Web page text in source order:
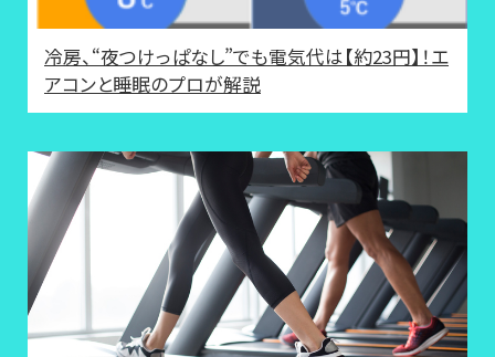
冷房、“夜つけっぱなし”でも電気代は【約23円】！エ
アコンと睡眠のプロが解説